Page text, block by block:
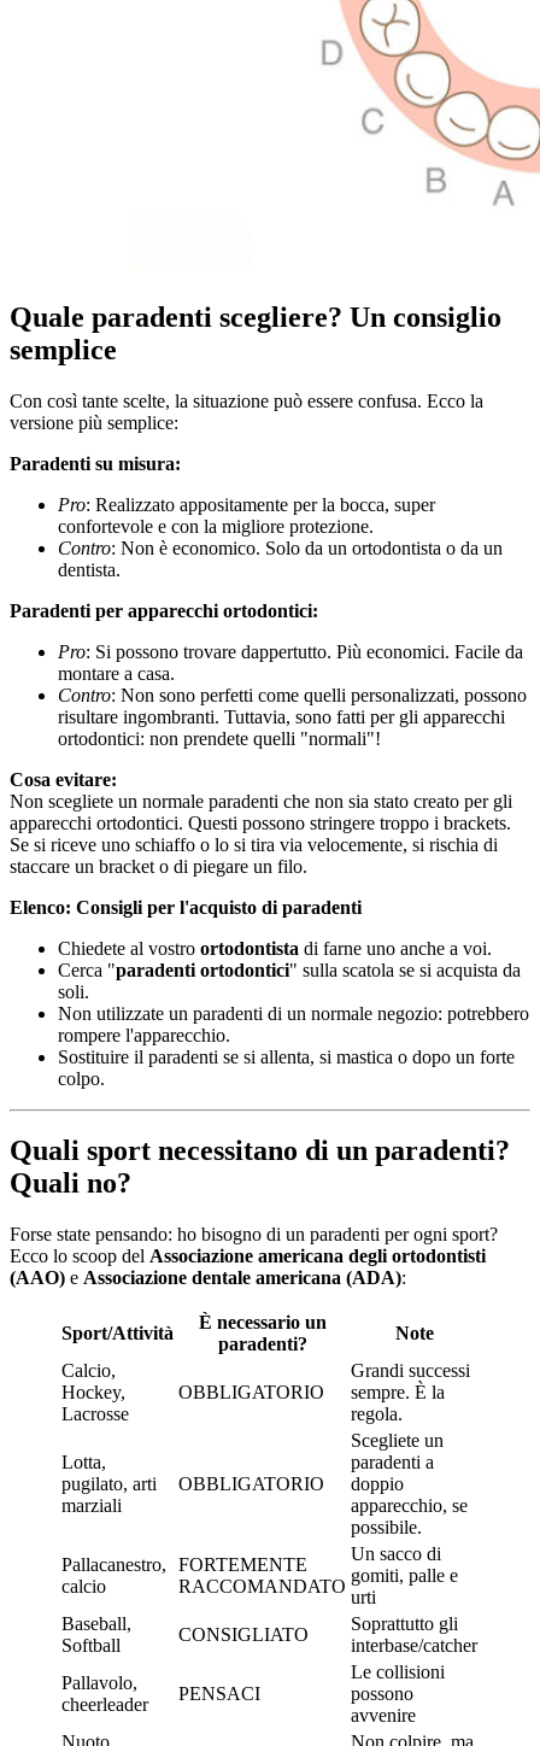
Quale paradenti scegliere? Un consiglio
semplice
Con così tante scelte, la situazione può essere confusa. Ecco la
versione più semplice:
Paradenti su misura:
Pro: Realizzato appositamente per la bocca, super
confortevole e con la migliore protezione.
Contro: Non è economico. Solo da un ortodontista o da un
dentista.
Paradenti per apparecchi ortodontici:
Pro: Si possono trovare dappertutto. Più economici. Facile da
montare a casa.
Contro: Non sono perfetti come quelli personalizzati, possono
risultare ingombranti. Tuttavia, sono fatti per gli apparecchi
ortodontici: non prendete quelli "normali"!
Cosa evitare:
Non scegliete un normale paradenti che non sia stato creato per gli
apparecchi ortodontici. Questi possono stringere troppo i brackets.
Se si riceve uno schiaffo o lo si tira via velocemente, si rischia di
staccare un bracket o di piegare un filo.
Elenco: Consigli per l'acquisto di paradenti
Chiedete al vostro ortodontista di farne uno anche a voi.
Cerca "paradenti ortodontici" sulla scatola se si acquista da
soli.
Non utilizzate un paradenti di un normale negozio: potrebbero
rompere l'apparecchio.
Sostituire il paradenti se si allenta, si mastica o dopo un forte
colpo.
Quali sport necessitano di un paradenti?
Quali no?
Forse state pensando: ho bisogno di un paradenti per ogni sport?
Ecco lo scoop del Associazione americana degli ortodontisti
(AAO) e Associazione dentale americana (ADA):
Sport/Attività
È necessario un
paradenti?
Note
Calcio,
Hockey,
Lacrosse
OBBLIGATORIO
Grandi successi
sempre. È la
regola.
Lotta,
pugilato, arti
marziali
OBBLIGATORIO
Scegliete un
paradenti a
doppio
apparecchio, se
possibile.
Pallacanestro,
calcio
FORTEMENTE
RACCOMANDATO
Un sacco di
gomiti, palle e
urti
Baseball,
Softball
CONSIGLIATO
Soprattutto gli
interbase/catcher
Pallavolo,
cheerleader
PENSACI
Le collisioni
possono
avvenire